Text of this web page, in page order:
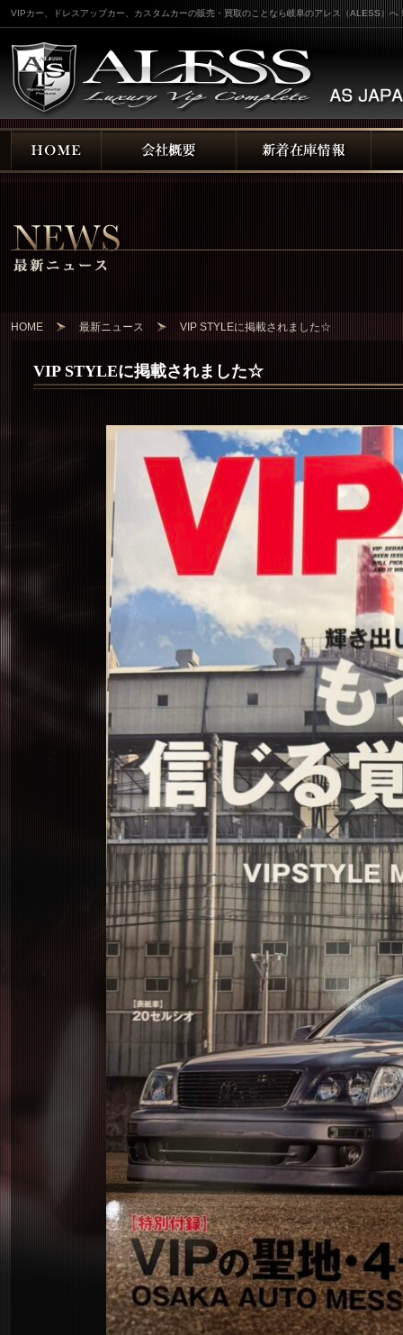
VIPカー、ドレスアップカー、カスタムカーの販売・買取のことなら岐阜のアレス（ALESS）へ
HOME 最新ニュース VIP STYLEに掲載されました☆
VIP STYLEに掲載されました☆